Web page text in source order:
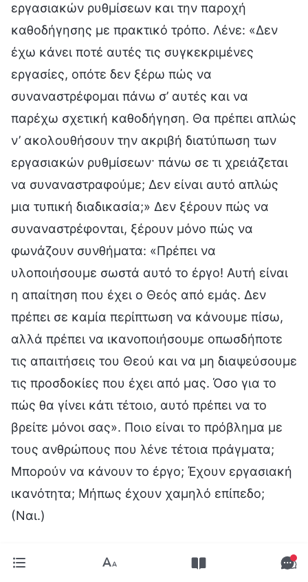
εργασιακών ρυθμίσεων και την παροχή
καθοδήγησης με πρακτικό τρόπο. Λένε: «Δεν
έχω κάνει ποτέ αυτές τις συγκεκριμένες
εργασίες, οπότε δεν ξέρω πώς να
συναναστρέφομαι πάνω σ’ αυτές και να
παρέχω σχετική καθοδήγηση. Θα πρέπει απλώς
ν’ ακολουθήσουν την ακριβή διατύπωση των
εργασιακών ρυθμίσεων· πάνω σε τι χρειάζεται
να συναναστραφούμε; Δεν είναι αυτό απλώς
μια τυπική διαδικασία;» Δεν ξέρουν πώς να
συναναστρέφονται, ξέρουν μόνο πώς να
φωνάζουν συνθήματα: «Πρέπει να
υλοποιήσουμε σωστά αυτό το έργο! Αυτή είναι
η απαίτηση που έχει ο Θεός από εμάς. Δεν
πρέπει σε καμία περίπτωση να κάνουμε πίσω,
αλλά πρέπει να ικανοποιήσουμε οπωσδήποτε
τις απαιτήσεις του Θεού και να μη διαψεύσουμε
τις προσδοκίες που έχει από μας. Όσο για το
πώς θα γίνει κάτι τέτοιο, αυτό πρέπει να το
βρείτε μόνοι σας». Ποιο είναι το πρόβλημα με
τους ανθρώπους που λένε τέτοια πράγματα;
Μπορούν να κάνουν το έργο; Έχουν εργασιακή
ικανότητα; Μήπως έχουν χαμηλό επίπεδο;
(Ναι.)
Ό,τι κι αν συμβαίνει, είτε πρόκειται για μεγάλο